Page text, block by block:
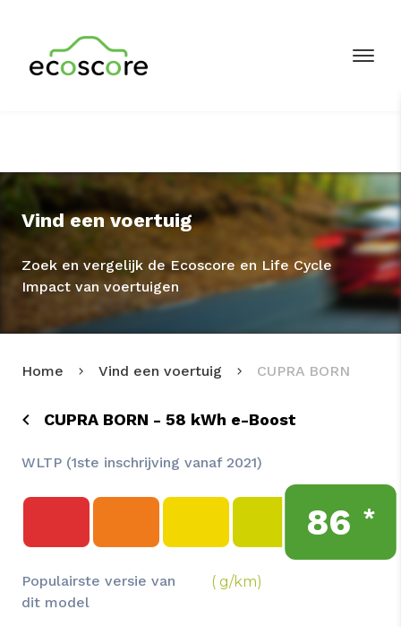
Vind een voertuig
Zoek en vergelijk de Ecoscore en Life Cycle
Impact van voertuigen
Home Vind een voertuig CUPRA BORN
CUPRA BORN - 58 kWh e-Boost
WLTP (1ste inschrijving vanaf 2021)
86 *
Populairste versie van
dit model
( g/km)